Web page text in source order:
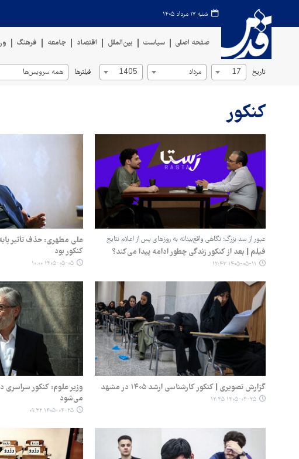
شنبه ۱۷ مرداد ۱۴۰۵
صفحه اصلی سیاست بین‌الملل اقتصاد جامعه فرهنگ
تاریخ 17 مرداد 1405 فیلترها همه سرویس‌ها
کنکور
عبور از سد بزرگ؛ نگاهی واقع‌بینانه به روزهای پس از اعلام نتایج
فیلم | بعد از کنکور زندگی چطور ادامه پیدا می‌کند؟
۱۴۰۵-۰۵-۱۱ ۱۲:۴۳
علی مطهری: حذف تأثیر
کنکور بود
۱۴۰۵-۰۵-۰۵ ۱۰:۰۰
گزارش تصویری | کنکور کارشناسی ارشد ۱۴۰۵ در مشهد
۱۴۰۵-۰۴-۲۵ ۱۲:۴۵
وزیر علوم: کنکور سراسری
می‌شود
۱۴۰۵-۰۴-۲۵ ۰۹:۳۲